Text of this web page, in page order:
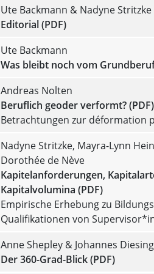
Ute Backmann & Nadyne Stritzke
Editorial (PDF)
Ute Backmann
Was bleibt noch vom
Andreas Nolten
Beruflich geoder verformt? (PDF)
Betrachtungen zur déformation
Nadyne Stritzke, Mayra-Lynn
Dorothée de Nève
Kapitelanforderungen,
Kapitalvolumina (PDF)
Empirische Erhebung zu
Qualifikationen von
Anne Shepley & Johannes Diesing
Der 360-Grad-Blick (PDF)